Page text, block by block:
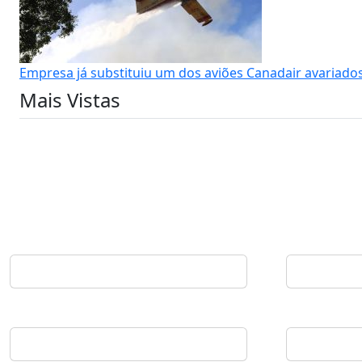
Empresa já substituiu um dos aviões Canadair
Mais Vistas